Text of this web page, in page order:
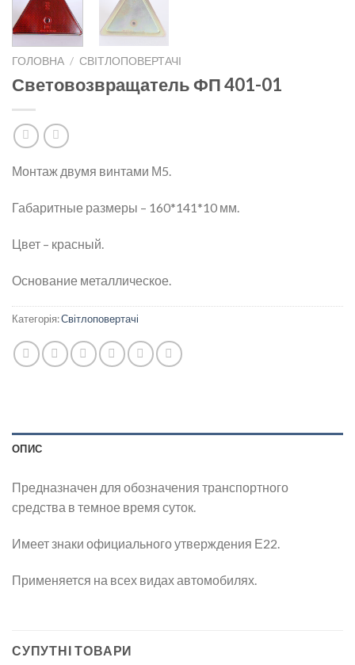
ГОЛОВНА / СВІТЛОПОВЕРТАЧІ
Световозвращатель ФП 401-01
Монтаж двумя винтами М5.
Габаритные размеры – 160*141*10 мм.
Цвет – красный.
Основание металлическое.
Категорія:Світлоповертачі
ОПИС
Предназначен для обозначения транспортного
средства в темное время суток.
Имеет знаки официального утверждения Е22.
Применяется на всех видах автомобилях.
СУПУТНІ ТОВАРИ